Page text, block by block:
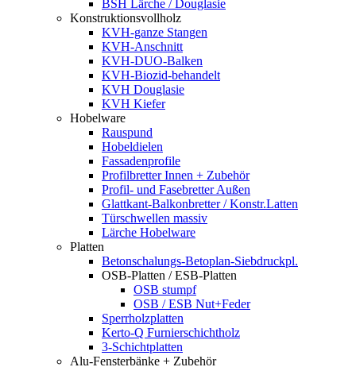
BSH Lärche / Douglasie
Konstruktionsvollholz
KVH-ganze Stangen
KVH-Anschnitt
KVH-DUO-Balken
KVH-Biozid-behandelt
KVH Douglasie
KVH Kiefer
Hobelware
Rauspund
Hobeldielen
Fassadenprofile
Profilbretter Innen + Zubehör
Profil- und Fasebretter Außen
Glattkant-Balkonbretter / Konstr.Latten
Türschwellen massiv
Lärche Hobelware
Platten
Betonschalungs-Betoplan-Siebdruckpl.
OSB-Platten / ESB-Platten
OSB stumpf
OSB / ESB Nut+Feder
Sperrholzplatten
Kerto-Q Furnierschichtholz
3-Schichtplatten
Alu-Fensterbänke + Zubehör